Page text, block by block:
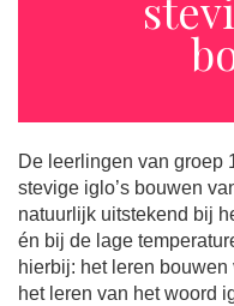
De leerlingen van groep
stevige iglo’s bouwen
natuurlijk uitstekend bij
én bij de lage
hierbij: het leren
het leren van het woord